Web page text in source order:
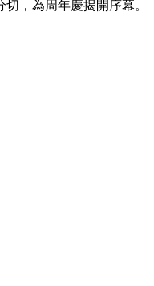
，為周年慶揭開序幕。